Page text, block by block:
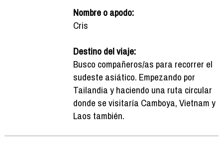
Nombre o apodo:
Cris
Destino del viaje:
Busco compañeros/as para recorrer el
sudeste asiático. Empezando por
Tailandia y haciendo una ruta circular
donde se visitaría Camboya, Vietnam y
Laos también.